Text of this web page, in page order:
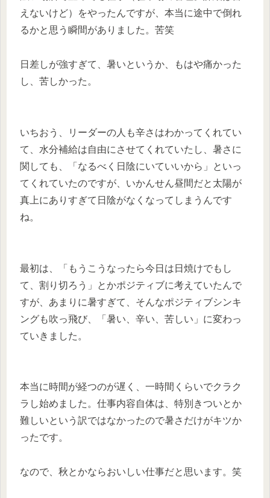
えないけど）をやったんですが、本当に途中で倒れ
るかと思う瞬間がありました。苦笑
日差しが強すぎて、暑いというか、もはや痛かった
し、苦しかった。
いちおう、リーダーの人も辛さはわかってくれてい
て、水分補給は自由にさせてくれていたし、暑さに
関しても、「なるべく日陰にいていいから」といっ
てくれていたのですが、いかんせん昼間だと太陽が
真上にありすぎて日陰がなくなってしまうんです
ね。
最初は、「もうこうなったら今日は日焼けでもし
て、割り切ろう」とかポジティブに考えていたんで
すが、あまりに暑すぎて、そんなポジティブシンキ
ングも吹っ飛び、「暑い、辛い、苦しい」に変わっ
ていきました。
本当に時間が経つのが遅く、一時間くらいでクラク
ラし始めました。仕事内容自体は、特別きついとか
難しいという訳ではなかったので暑さだけがキツか
ったです。
なので、秋とかならおいしい仕事だと思います。笑